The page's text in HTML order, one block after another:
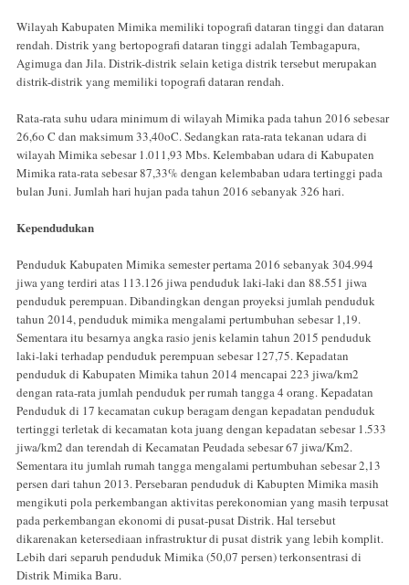
Wilayah Kabupaten Mimika memiliki topografi dataran tinggi dan dataran
rendah. Distrik yang bertopografi dataran tinggi adalah Tembagapura,
Agimuga dan Jila. Distrik-distrik selain ketiga distrik tersebut merupakan
distrik-distrik yang memiliki topografi dataran rendah.
Rata-rata suhu udara minimum di wilayah Mimika pada tahun 2016 sebesar
26,6o C dan maksimum 33,40oC. Sedangkan rata-rata tekanan udara di
wilayah Mimika sebesar 1.011,93 Mbs. Kelembaban udara di Kabupaten
Mimika rata-rata sebesar 87,33% dengan kelembaban udara tertinggi pada
bulan Juni. Jumlah hari hujan pada tahun 2016 sebanyak 326 hari.
Kependudukan
Penduduk Kabupaten Mimika semester pertama 2016 sebanyak 304.994
jiwa yang terdiri atas 113.126 jiwa penduduk laki-laki dan 88.551 jiwa
penduduk perempuan. Dibandingkan dengan proyeksi jumlah penduduk
tahun 2014, penduduk mimika mengalami pertumbuhan sebesar 1,19.
Sementara itu besarnya angka rasio jenis kelamin tahun 2015 penduduk
laki-laki terhadap penduduk perempuan sebesar 127,75. Kepadatan
penduduk di Kabupaten Mimika tahun 2014 mencapai 223 jiwa/km2
dengan rata-rata jumlah penduduk per rumah tangga 4 orang. Kepadatan
Penduduk di 17 kecamatan cukup beragam dengan kepadatan penduduk
tertinggi terletak di kecamatan kota juang dengan kepadatan sebesar 1.533
jiwa/km2 dan terendah di Kecamatan Peudada sebesar 67 jiwa/Km2.
Sementara itu jumlah rumah tangga mengalami pertumbuhan sebesar 2,13
persen dari tahun 2013. Persebaran penduduk di Kabupten Mimika masih
mengikuti pola perkembangan aktivitas perekonomian yang masih terpusat
pada perkembangan ekonomi di pusat-pusat Distrik. Hal tersebut
dikarenakan ketersediaan infrastruktur di pusat distrik yang lebih komplit.
Lebih dari separuh penduduk Mimika (50,07 persen) terkonsentrasi di
Distrik Mimika Baru.